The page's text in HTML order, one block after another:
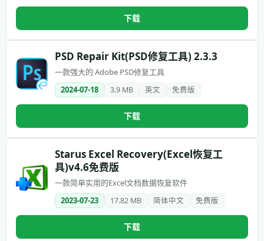
下载
PSD Repair Kit(PSD修复工具) 2.3.3
一款强大的 Adobe PSD修复工具
2024-07-18
3.9 MB 英文 免费版
下载
Starus Excel Recovery(Excel恢复工
具)v4.6免费版
一款简单实用的Excel文档数据恢复软件
2023-07-23
17.82 MB 简体中文 免费版
下载